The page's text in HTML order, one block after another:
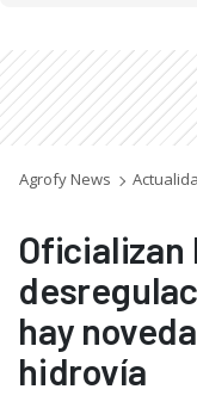
Agrofy News
Oficializan
hay
hidrovía